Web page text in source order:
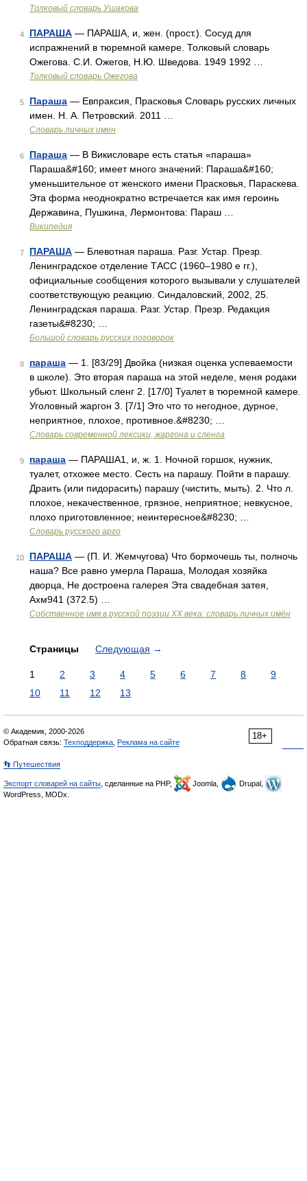
Толковый словарь Ушакова
4 ПАРАША — ПАРАША, и, жен. (прост.). Сосуд для
испражнений в тюремной камере. Толковый словарь
Ожегова. С.И. Ожегов, Н.Ю. Шведова. 1949 1992 …
Толковый словарь Ожегова
5 Параша — Евпраксия, Прасковья Словарь русских личных
имен. Н. А. Петровский. 2011 …
Словарь личных имен
6 Параша — В Викисловаре есть статья «параша»
Параша&#160; имеет много значений: Параша&#160;
уменьшительное от женского имени Прасковья, Параскева.
Эта форма неоднократно встречается как имя героинь
Державина, Пушкина, Лермонтова: Параш …
Википедия
7 ПАРАША — Блевотная параша. Разг. Устар. Презр.
Ленинградское отделение ТАСС (1960–1980 е гг.),
официальные сообщения которого вызывали у слушателей
соответствующую реакцию. Синдаловский, 2002, 25.
Ленинградская параша. Разг. Устар. Презр. Редакция
газеты&#8230; …
Большой словарь русских поговорок
8 параша — 1. [83/29] Двойка (низкая оценка успеваемости
в школе). Это вторая параша на этой неделе, меня родаки
убьют. Школьный сленг 2. [17/0] Туалет в тюремной камере.
Уголовный жаргон 3. [7/1] Это что то негодное, дурное,
неприятное, плохое, противное.&#8230; …
Cловарь современной лексики, жаргона и сленга
9 параша — ПАРАША1, и, ж. 1. Ночной горшок, нужник,
туалет, отхожее место. Сесть на парашу. Пойти в парашу.
Драить (или пидорасить) парашу (чистить, мыть). 2. Что л.
плохое, некачественное, грязное, неприятное; невкусное,
плохо приготовленное; неинтересное&#8230; …
Словарь русского арго
10 ПАРАША — (П. И. Жемчугова) Что бормочешь ты, полночь
наша? Все равно умерла Параша, Молодая хозяйка
дворца, Не достроена галерея Эта свадебная затея,
Ахм941 (372.5) …
Собственное имя в русской поэзии XX века: словарь личных имён
Страницы Следующая →
1 2 3 4 5 6 7 8
9
10
11 12 13
18+
© Академик, 2000-2026
Обратная связь: Техподдержка Реклама на сайте
👣 Путешествия
Экспорт словарей на сайты , сделанные на PHP, Joomla,
Drupal,
WordPress, MODx.